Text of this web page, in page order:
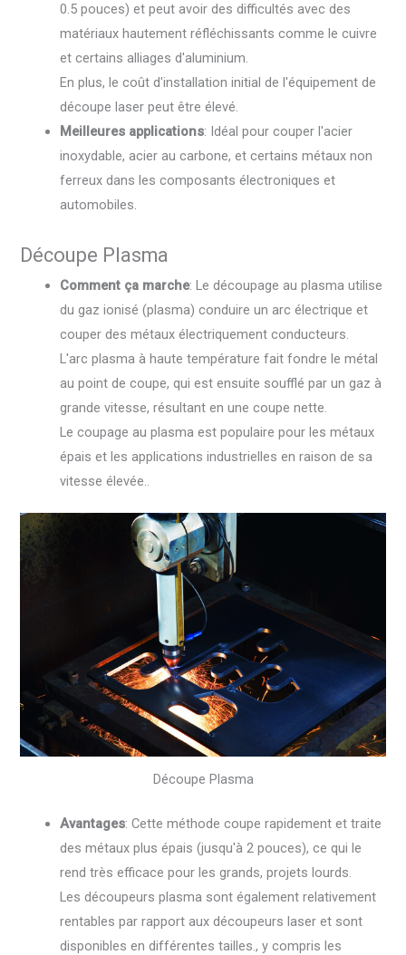
0.5 pouces) et peut avoir des difficultés avec des
matériaux hautement réfléchissants comme le cuivre
et certains alliages d'aluminium.
En plus, le coût d'installation initial de l'équipement de
découpe laser peut être élevé.
Meilleures applications: Idéal pour couper l'acier
inoxydable, acier au carbone, et certains métaux non
ferreux dans les composants électroniques et
automobiles.
Découpe Plasma
Comment ça marche: Le découpage au plasma utilise
du gaz ionisé (plasma) conduire un arc électrique et
couper des métaux électriquement conducteurs.
L'arc plasma à haute température fait fondre le métal
au point de coupe, qui est ensuite soufflé par un gaz à
grande vitesse, résultant en une coupe nette.
Le coupage au plasma est populaire pour les métaux
épais et les applications industrielles en raison de sa
vitesse élevée..
Découpe Plasma
Avantages: Cette méthode coupe rapidement et traite
des métaux plus épais (jusqu'à 2 pouces), ce qui le
rend très efficace pour les grands, projets lourds.
Les découpeurs plasma sont également relativement
rentables par rapport aux découpeurs laser et sont
disponibles en différentes tailles., y compris les